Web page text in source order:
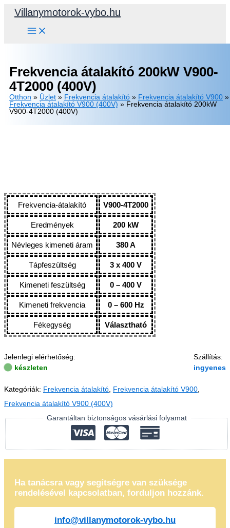
SkipVillanymotorok-vybo.hu
Frekvencia átalakító 200kW V900-
4T2000 (400V)
Otthon » Üzlet » Frekvencia átalakító » Frekvencia átalakító V900 »
Frekvencia átalakító V900 (400V) » Frekvencia átalakító 200kW
V900-4T2000 (400V)
Frekvencia-átalakító V900-4T2000
Eredmények 200 kW
Névleges kimeneti áram 380 A
Tápfeszültség 3 x 400 V
Kimeneti feszültség 0 – 400 V
Kimeneti frekvencia 0 – 600 Hz
Fékegység Választható
Jelenlegi elérhetőség:
készleten
Szállítás:
ingyenes
Kategóriák: Frekvencia átalakító Frekvencia átalakító V900
Frekvencia átalakító V900 (400V)
Garantáltan biztonságos vásárlási folyamat
Ha tanácsra vagy segítségre van szüksége
rendelésével kapcsolatban, forduljon hozzánk.
info@villanymotorok-vybo.hu